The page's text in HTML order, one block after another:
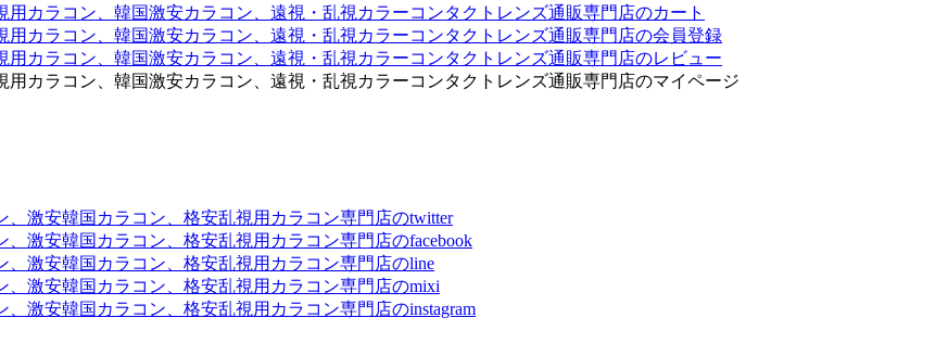
カラコン、韓国激安カラコン、遠視・乱視カラーコンタクトレンズ通販専門店のカート
カラコン、韓国激安カラコン、遠視・乱視カラーコンタクトレンズ通販専門店の会員登録
カラコン、韓国激安カラコン、遠視・乱視カラーコンタクトレンズ通販専門店のレビュー
カラコン、韓国激安カラコン、遠視・乱視カラーコンタクトレンズ通販専門店のマイページ
激安韓国カラコン、格安乱視用カラコン専門店のtwitter
激安韓国カラコン、格安乱視用カラコン専門店のfacebook
激安韓国カラコン、格安乱視用カラコン専門店のline
激安韓国カラコン、格安乱視用カラコン専門店のmixi
激安韓国カラコン、格安乱視用カラコン専門店のinstagram